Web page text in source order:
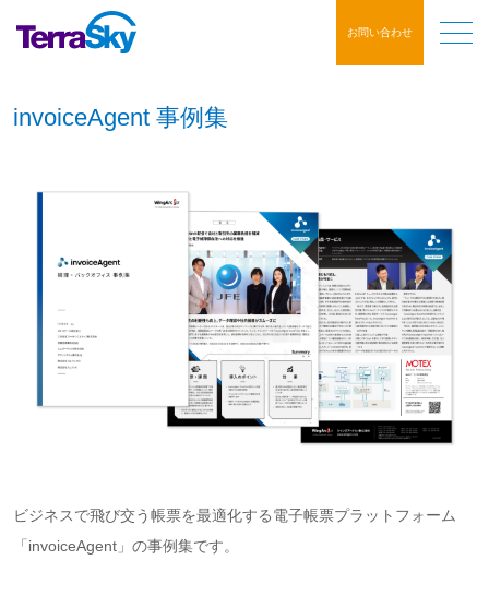
お問い合わせ
invoiceAgent 事例集
ビジネスで飛び交う帳票を最適化する電子帳票プラットフォーム
「invoiceAgent」の事例集です。